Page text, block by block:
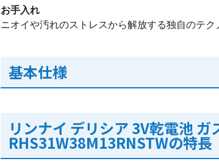
お手入れ
ニオイや汚れのストレスから解放する独自のテク
基本仕様
リンナイ デリシア 3V乾電池 ガ
RHS31W38M13RNSTWの特長